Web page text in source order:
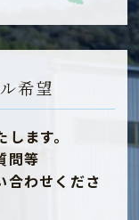
希望
ます。
問等
合わせくださ